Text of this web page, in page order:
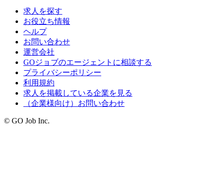
求人を探す
お役立ち情報
ヘルプ
お問い合わせ
運営会社
GOジョブのエージェントに相談する
プライバシーポリシー
利用規約
求人を掲載している企業を見る
（企業様向け）お問い合わせ
© GO Job Inc.